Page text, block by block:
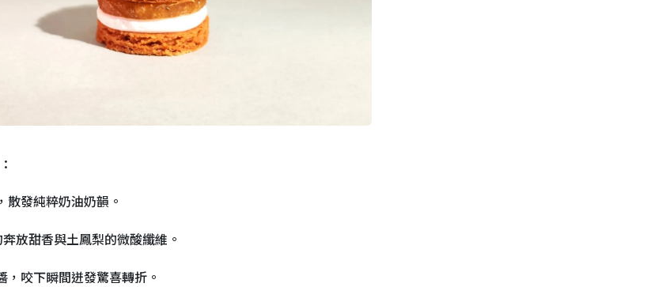
發純粹奶油奶韻。
放甜香與土鳳梨的微酸纖維。
咬下瞬間迸發驚喜轉折。